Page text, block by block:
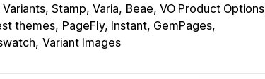
Stamp, Varia Beae, VO Product Options
themes PageFly, Instant, GemPages
Variant Images